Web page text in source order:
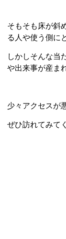
そもそも床が斜
る人や使う側に
しかしそんな当
や出来事が産ま
少々アクセスが
ぜひ訪れてみて